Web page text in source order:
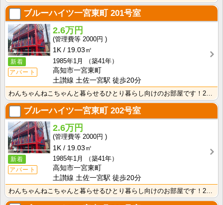
ブルーハイツ一宮東町 201号室
新着
アパート
2.6万円
2000円
1K
19.03㎡
1985年1月
（築41年）
高知市一宮東町
土讃線 土佐一宮駅 徒歩20分
ブルーハイツ一宮東町 202号室
新着
アパート
2.6万円
2000円
1K
19.03㎡
1985年1月
（築41年）
高知市一宮東町
土讃線 土佐一宮駅 徒歩20分